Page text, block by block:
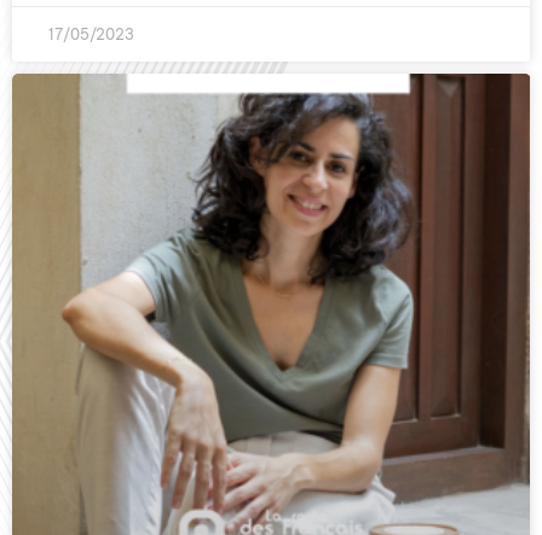
17/05/2023